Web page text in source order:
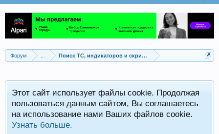
Форум Поиск ТС, индикаторов и скриптов
Этот сайт использует файлы cookie. Продолжая
пользоваться данным сайтом, Вы соглашаетесь
на использование нами Ваших файлов cookie.
Узнать больше.